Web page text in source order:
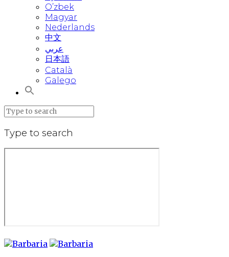
O’zbek
Magyar
Nederlands
中文
عربي
日本語
Català
Galego
Type to search